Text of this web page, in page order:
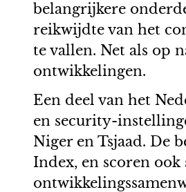
belangrijkere
reikwijdte van het
te vallen. Net als op
ontwikkelingen.
Een deel van het
en security-
Niger en Tsjaad. De
Index, en scoren